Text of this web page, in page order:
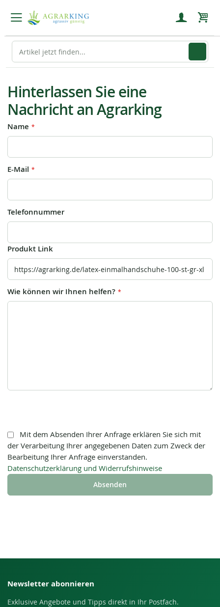
Hinterlassen Sie eine
Nachricht an Agrarking
Name
E-Mail
Telefonnummer
Produkt Link
Wie können wir Ihnen helfen?
Mit dem Absenden Ihrer Anfrage erklären Sie sich mit
der Verarbeitung Ihrer angegebenen Daten zum Zweck der
Bearbeitung Ihrer Anfrage einverstanden.
Datenschutzerklärung und Widerrufshinweise
Absenden
Newsletter abonnieren
Exklusive Angebote und Tipps direkt in Ihr Postfach.